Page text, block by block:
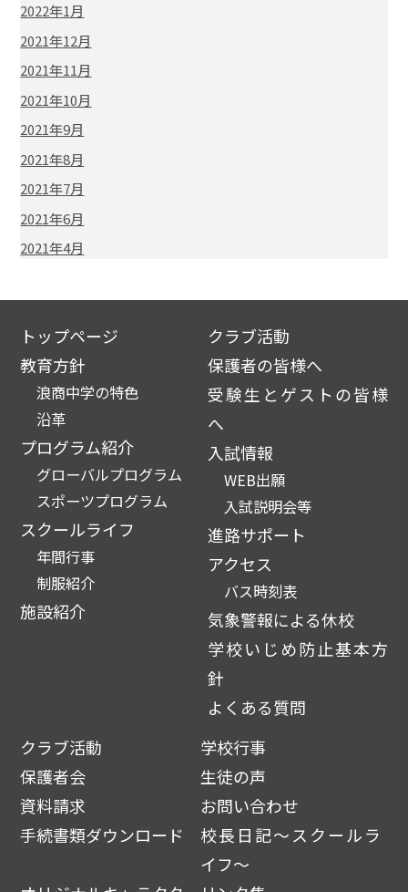
2022年1月
2021年12月
2021年11月
2021年10月
2021年9月
2021年8月
2021年7月
2021年6月
2021年4月
トップページ
教育方針
浪商中学の特色
沿革
プログラム紹介
グローバルプログラム
スポーツプログラム
スクールライフ
年間行事
制服紹介
施設紹介
クラブ活動
保護者の皆様へ
受験生とゲストの皆様
へ
入試情報
WEB出願
入試説明会等
進路サポート
アクセス
バス時刻表
気象警報による休校
学校いじめ防止基本方
針
よくある質問
クラブ活動
学校行事
保護者会
生徒の声
資料請求
お問い合わせ
手続書類ダウンロード
校長日記～スクールラ
イフ～